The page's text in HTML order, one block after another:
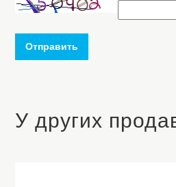
Отправить
У других